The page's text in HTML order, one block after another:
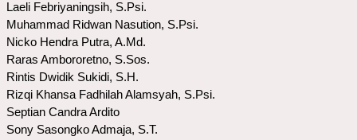
Laeli Febriyaningsih, S.Psi.
Muhammad Ridwan Nasution, S.Psi.
Nicko Hendra Putra, A.Md.
Raras Ambororetno, S.Sos.
Rintis Dwidik Sukidi, S.H.
Rizqi Khansa Fadhilah Alamsyah, S.Psi.
Septian Candra Ardito
Sony Sasongko Admaja, S.T.